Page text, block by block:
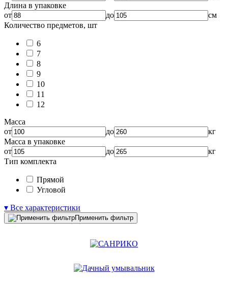
Длина в упаковке
от
до
см
Количество предметов, шт
6
7
8
9
10
11
12
Масса
от
до
кг
Масса в упаковке
от
до
кг
Тип комплекта
Прямой
Угловой
▾ Все характеристики
Применить фильтр